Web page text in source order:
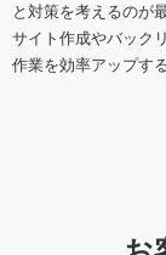
と対策を考えるのが
サイト作成やバック
作業を効率アップす